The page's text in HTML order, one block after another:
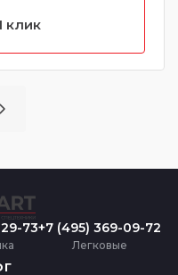
клик
73+7 (495) 369-09-72
Легковые